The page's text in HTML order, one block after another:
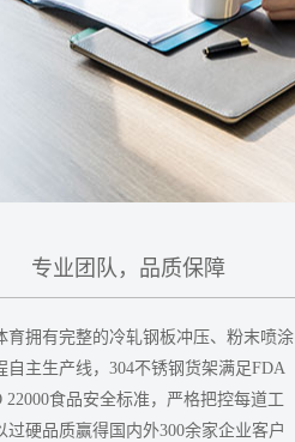
专业团队，品质保障
育拥有完整的冷轧钢板冲压、粉末喷涂
自主生产线，304不锈钢货架满足FDA
22000食品安全标准，严格把控每道工
过硬品质赢得国内外300余家企业客户